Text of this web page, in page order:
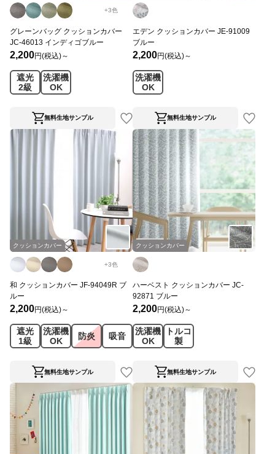
+3色
グレーンバッグ クッションカバー
JC-46013 インディゴブルー
2,200円(税込)～
遮光
2級
洗濯機
OK
無料生地サンプル
エデン クッションカバー JE-91009
ブルー
2,200円(税込)～
洗濯機
OK
無料生地サンプル
クッションカバー
+3色
和 クッションカバー JF-94049R ブ
ルー
2,200円(税込)～
遮光
1級
洗濯機
OK
防炎 吸音
無料生地サンプル
クッションカバー
ハーベスト クッションカバー JC-
92871 ブルー
2,200円(税込)～
洗濯機
OK
トルコ
製
無料生地サンプル